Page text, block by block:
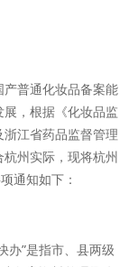
普通化妆品备案能
，根据《化妆品监
江省药品监督管理
州实际，现将杭州
通知如下：
办”是指市、县两级